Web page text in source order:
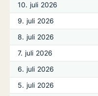
10. juli 2026
9. juli 2026
8. juli 2026
7. juli 2026
6. juli 2026
5. juli 2026